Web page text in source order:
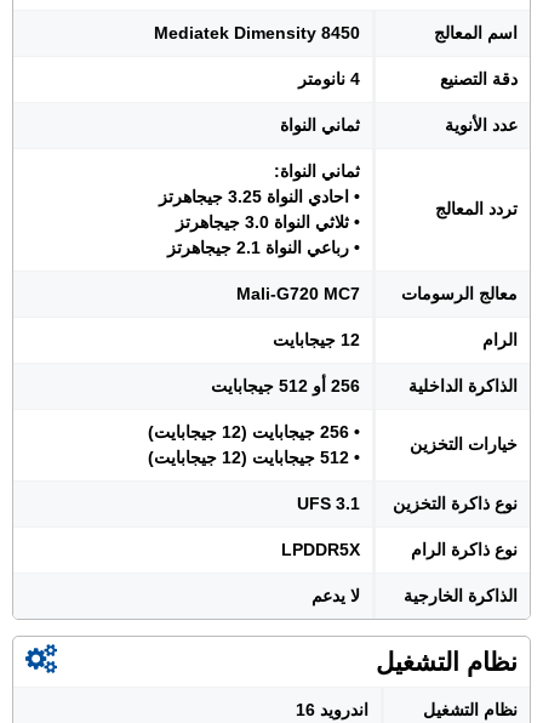
اسم المعالج Mediatek Dimensity 8450
دقة التصنيع 4 نانومتر
عدد الأنوية ثماني النواة
تردد المعالج
ثماني النواة:
• احادي النواة 3.25 جيجاهرتز
• ثلاثي النواة 3.0 جيجاهرتز
• رباعي النواة 2.1 جيجاهرتز
معالج الرسومات Mali-G720 MC7
الرام 12 جيجابايت
الذاكرة الداخلية 256 أو 512 جيجابايت
خيارات التخزين
• 256 جيجابايت (12 جيجابايت)
• 512 جيجابايت (12 جيجابايت)
نوع ذاكرة التخزين UFS 3.1
نوع ذاكرة الرام LPDDR5X
الذاكرة الخارجية لا يدعم
نظام التشغيل
نظام التشغيل اندرويد 16